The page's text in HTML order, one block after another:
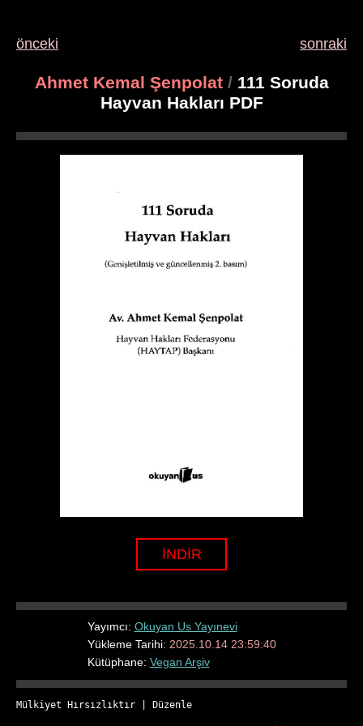
önceki sonraki
Ahmet Kemal Şenpolat /111 Soruda
Hayvan Hakları PDF
İNDİR
Yayımcı: Okuyan Us Yayınevi
Yükleme Tarihi: 2025.10.14 23:59:40
Kütüphane: Vegan Arşiv
Mülkiyet Hırsızlıktır Düzenle